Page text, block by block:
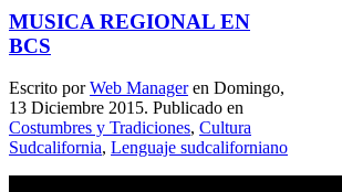
MUSICA REGIONAL EN
BCS
Escrito porWeb Manageren Domingo,
13 Diciembre 2015. Publicado en
Costumbres y Tradiciones, Cultura
Sudcalifornia, Lenguaje sudcaliforniano